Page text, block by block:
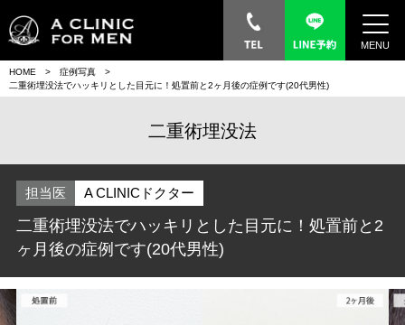
MENU
HOME
症例写真
二重術埋没法でハッキリとした目元に！処置前と2ヶ月後の症例です(20代男性)
二重術埋没法
担当医 A CLINICドクター
二重術埋没法でハッキリとした目元に！処置前と2
ヶ月後の症例です(20代男性)